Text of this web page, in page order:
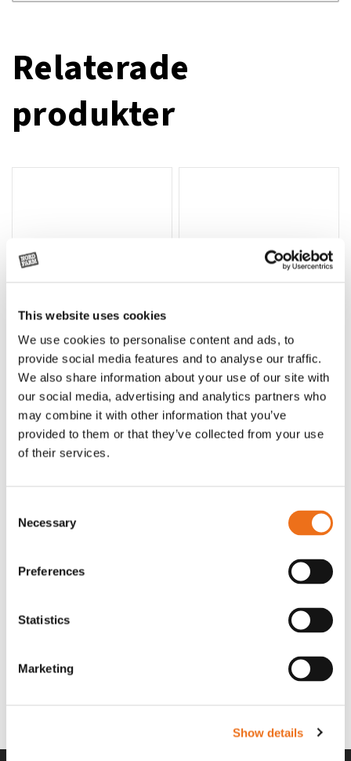
This website uses cookies
We use cookies to personalise content and ads, to
provide social media features and to analyse our traffic.
We also share information about your use of our site with
our social media, advertising and analytics partners who
may combine it with other information that you’ve
provided to them or that they’ve collected from your use
of their services.
Selection
Necessary
Preferences
Statistics
Marketing
Show details
Relaterade
produkter
Lägg till i varukorg
Rotor, komplett med slagor
OR80013456G
35 730kr (ex. moms)
Grön truckknapp
A00220
530kr (ex. moms)
finger spakställ